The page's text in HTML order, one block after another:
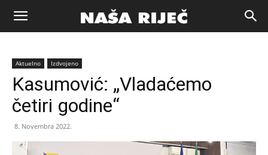
Naša
riječ
Aktuelno Izdvojeno
Kasumović: „Vladaćemo
četiri godine“
8. Novembra 2022.